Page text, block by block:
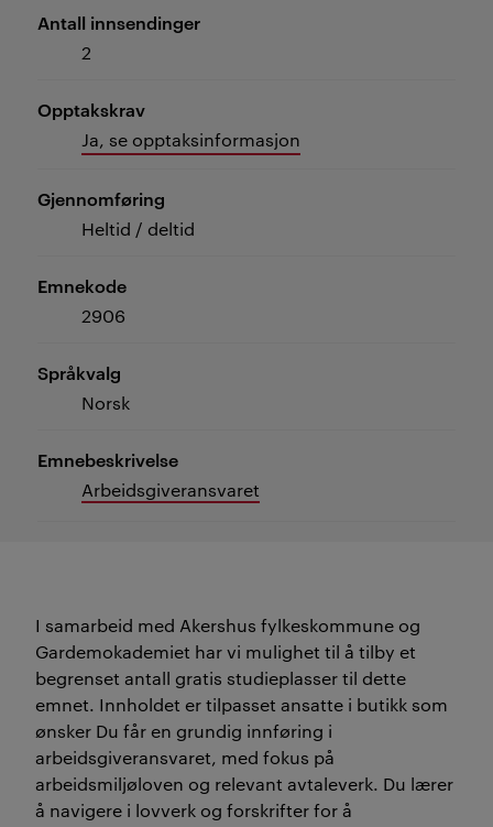
Antall innsendinger
2
Opptakskrav
Ja, se opptaksinformasjon
Gjennomføring
Heltid / deltid
Emnekode
2906
Språkvalg
Norsk
Emnebeskrivelse
Arbeidsgiveransvaret
I samarbeid med Akershus fylkeskommune og
Gardemokademiet har vi mulighet til å tilby et
begrenset antall gratis studieplasser til dette
emnet. Innholdet er tilpasset ansatte i butikk som
ønsker Du får en grundig innføring i
arbeidsgiveransvaret, med fokus på
arbeidsmiljøloven og relevant avtaleverk. Du lærer
å navigere i lovverk og forskrifter for å